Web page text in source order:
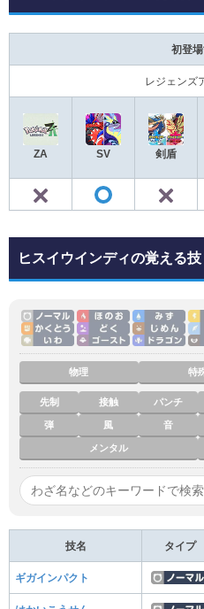
初登
レジェンズ
ZA SV 剣盾
ヒスイウインディの覚える技
物理 特
先制 接触 パンチ
弾 風 音
メンタル
技名 タイプ
ギガインパクト